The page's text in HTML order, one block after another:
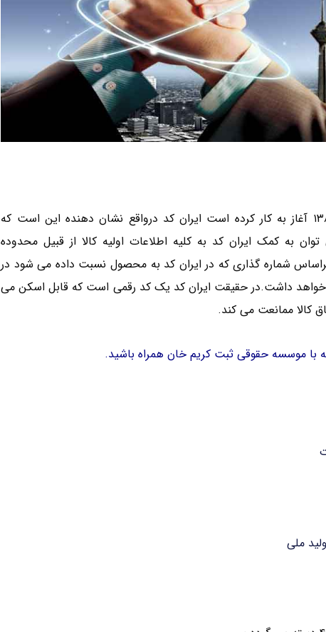
ایران کد در واقع توسط نیروی سپاه پاسداران در سال ۱۳۸۵ آغاز به کار کرده است ایران کد درواقع نشان دهنده این است که
به کمک ایران کد به کلیه اطلاعات اولیه کالا از قبیل محدوده
شماره گذاری که در ایران کد به محصول نسبت داده می شود در
داشت.در حقیقت ایران کد یک کد رقمی است که قابل اسکن می
کالا ممانعت می کند.
با موسسه حقوقی ثبت کریم خان همراه باشید.
ملی